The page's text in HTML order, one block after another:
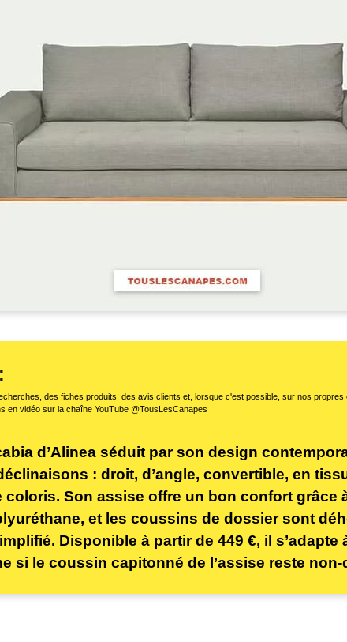
des fiches produits, des avis clients et, lorsque c'est possible, sur nos propres
en vidéo sur la chaîne YouTube @TousLesCanapes
d’Alinea séduit par son design
: droit, d’angle, convertible, en
coloris. Son assise offre un bon confort grâce
et les coussins de dossier sont
Disponible à partir de 449 €, il s’adapte
si le coussin capitonné de l’assise reste